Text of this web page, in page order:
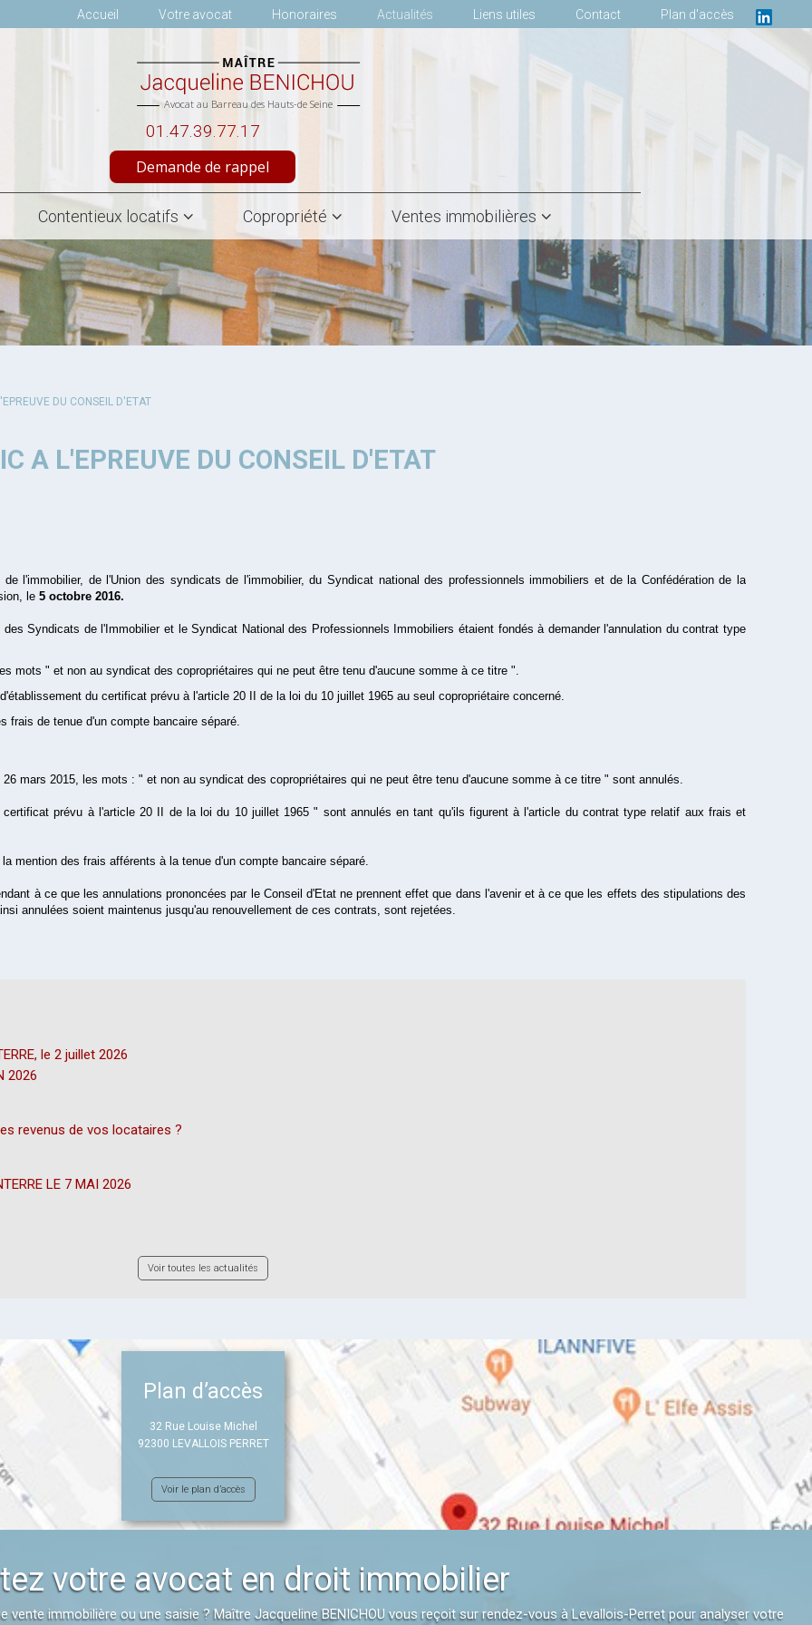
Accueil Votre avocat Honoraires Actualités Liens utiles Contact Plan d'accès
Avocat au Barreau des Hauts-de Seine
01.47.39.77.17
Demande de rappel
Contentieux locatifs Copropriété Ventes immobilières
DU CONSEIL D'ETAT
A L'EPREUVE DU CONSEIL D'ETAT
l'immobilier, de l'Union des syndicats de l'immobilier, du Syndicat national des professionnels immobiliers et de la Confédération de la
le 5 octobre 2016.
Syndicats de l'Immobilier et le Syndicat National des Professionnels Immobiliers étaient fondés à demander l'annulation du contrat type
mots " et non au syndicat des copropriétaires qui ne peut être tenu d'aucune somme à ce titre ".
du certificat prévu à l'article 20 II de la loi du 10 juillet 1965 au seul copropriétaire concerné.
frais de tenue d'un compte bancaire séparé.
mars 2015, les mots : " et non au syndicat des copropriétaires qui ne peut être tenu d'aucune somme à ce titre " sont annulés.
prévu à l'article 20 II de la loi du 10 juillet 1965 " sont annulés en tant qu'ils figurent à l'article du contrat type relatif aux frais et
mention des frais afférents à la tenue d'un compte bancaire séparé.
à ce que les annulations prononcées par le Conseil d'Etat ne prennent effet que dans l'avenir et à ce que les effets des stipulations des
annulées soient maintenus jusqu'au renouvellement de ces contrats, sont rejetées.
le 2 juillet 2026
2026
revenus de vos locataires ?
LE 7 MAI 2026
Voir toutes les actualités
Plan d’accès
32 Rue Louise Michel
92300 LEVALLOIS PERRET
Voir le plan d’accès
votre avocat en droit immobilier
immobilière ou une saisie ? Maître Jacqueline BENICHOU vous reçoit sur rendez-vous à Levallois-Perret pour analyser votre